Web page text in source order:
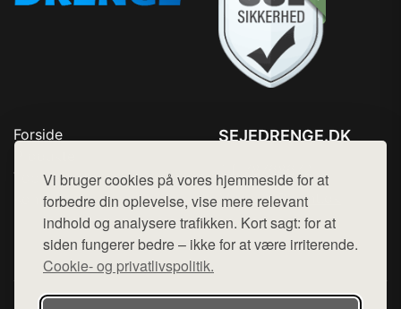
Vi bruger cookies på vores hjemmeside for at
forbedre din oplevelse, vise mere relevant
indhold og analysere trafikken. Kort sagt: for at
siden fungerer bedre – ikke for at være irriterende.
Cookie- og privatlivspolitik.
Forside
Top Rabatter
Kontakt
SEJEDRENGE.DK
Mail: hej@want.dk
Cookie- og privatlivspolitik